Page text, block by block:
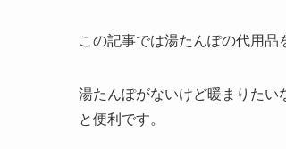
この記事では湯たんぽの代用品
湯たんぽがないけど暖まりた
と便利です。